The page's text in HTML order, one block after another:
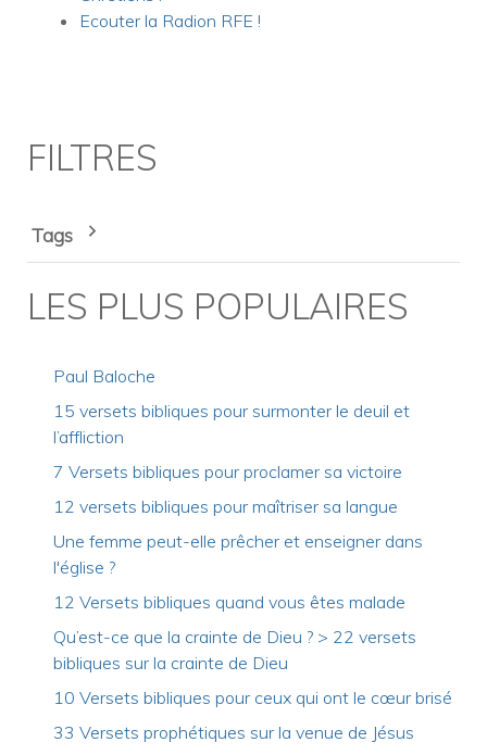
Ecouter la Radion RFE !
FILTRES
Tags
LES PLUS POPULAIRES
Paul Baloche
15 versets bibliques pour surmonter le deuil et
l’affliction
7 Versets bibliques pour proclamer sa victoire
12 versets bibliques pour maîtriser sa langue
Une femme peut-elle prêcher et enseigner dans
l'église ?
12 Versets bibliques quand vous êtes malade
Qu’est-ce que la crainte de Dieu ? > 22 versets
bibliques sur la crainte de Dieu
10 Versets bibliques pour ceux qui ont le cœur brisé
33 Versets prophétiques sur la venue de Jésus